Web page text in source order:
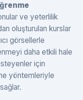
ve yeterlilik
oluşturulan kurslar
görsellerle
daha etkili hale
için
yöntemleriyle